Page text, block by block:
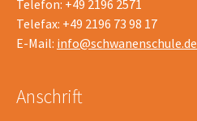
Telefon: +49 2196 2571
Telefax: +49 2196 73 98 17
E-Mail: info@schwanenschule.de
Anschrift